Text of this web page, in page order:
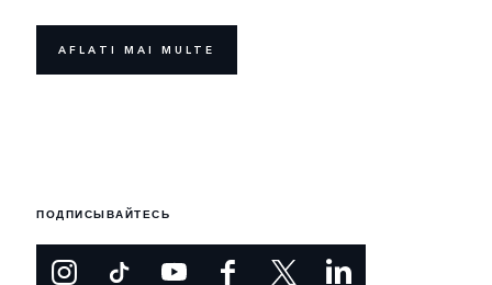
AFLATI MAI MULTE
ПОДПИСЫВАЙТЕСЬ